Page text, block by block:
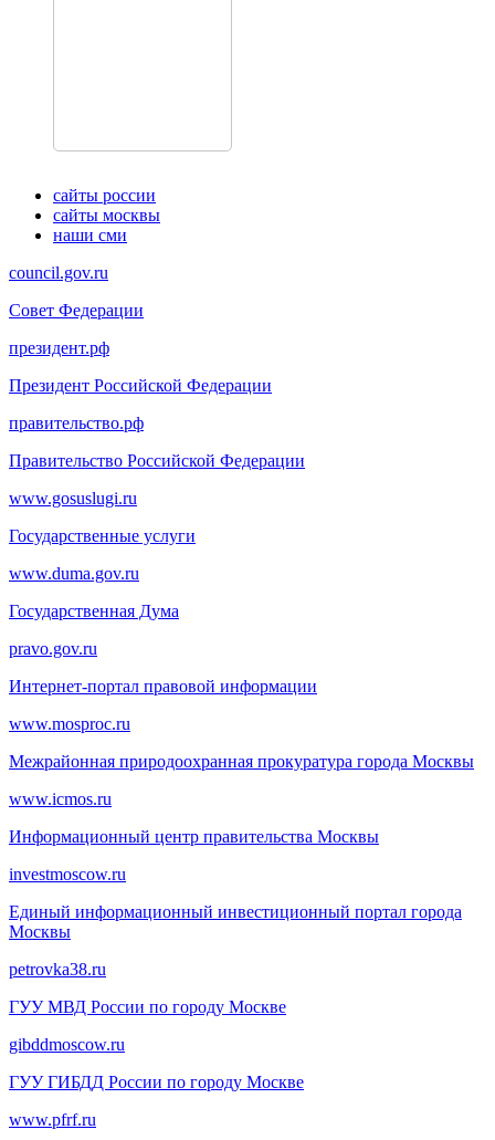
сайты россии
сайты москвы
наши сми
council.gov.ru
Совет Федерации
президент.рф
Президент Российской Федерации
правительство.рф
Правительство Российской Федерации
www.gosuslugi.ru
Государственные услуги
www.duma.gov.ru
Государственная Дума
pravo.gov.ru
Интернет-портал правовой информации
www.mosproc.ru
Межрайонная природоохранная прокуратура города Москвы
www.icmos.ru
Информационный центр правительства Москвы
investmoscow.ru
Единый информационный инвестиционный портал города
Москвы
petrovka38.ru
ГУУ МВД России по городу Москве
gibddmoscow.ru
ГУУ ГИБДД России по городу Москве
www.pfrf.ru